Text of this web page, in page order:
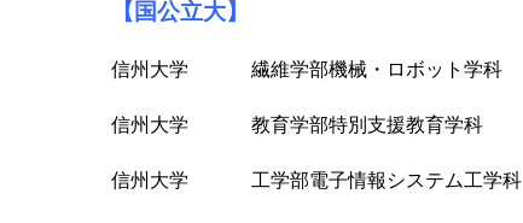
【国公立大】
信州大学 繊維学部機械・ロボット学科
信州大学 教育学部特別支援教育学科
信州大学 工学部電子情報システム工学科